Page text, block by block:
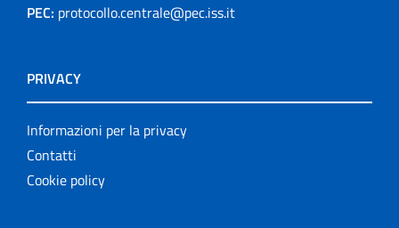
Rapporti ISS COVID-19
Rapporti ISS COVID-19 in English
Rapporti ISS Sorveglianza
Rapporti ISTISAN
PEC: protocollo.centrale@pec.iss.it
PRIVACY
Informazioni per la privacy
Contatti
Cookie policy